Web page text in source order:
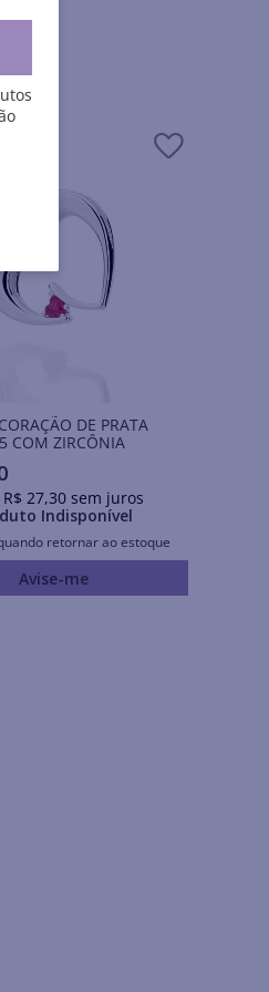
DE PRATA
COM ZIRCÔNIA
R$ 27,30 sem juros
Indisponível
retornar ao estoque
Avise-me